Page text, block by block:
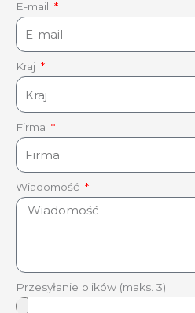
E-mail
Kraj
Firma
Wiadomość
Przesyłanie plików (maks. 3)